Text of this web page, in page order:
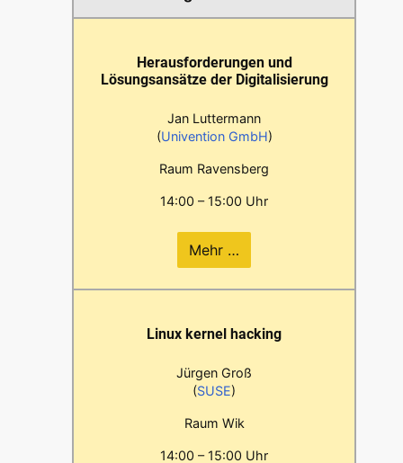
Herausforderungen und
Lösungsansätze der Digitalisierung
Jan Luttermann
(Univention GmbH)
Raum Ravensberg
14:00 – 15:00 Uhr
Mehr …
Linux kernel hacking
Jürgen Groß
(SUSE)
Raum Wik
14:00 – 15:00 Uhr